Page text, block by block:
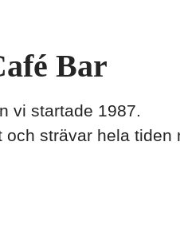
Bar
vi startade 1987.
strävar hela tiden